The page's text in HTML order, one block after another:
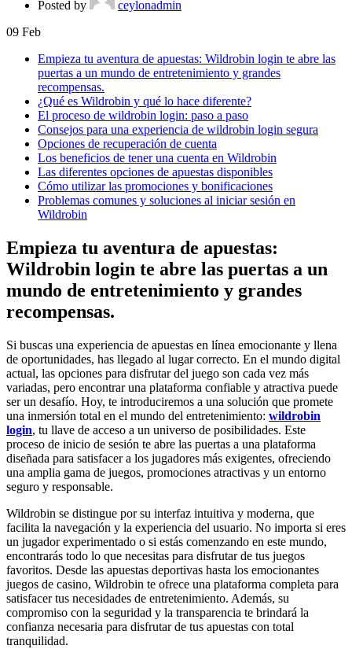
Posted by
ceylonadmin
09 Feb
Empieza tu aventura de apuestas: Wildrobin login te abre las
puertas a un mundo de entretenimiento y grandes
recompensas.
¿Qué es Wildrobin y qué lo hace diferente?
El proceso de wildrobin login: paso a paso
Consejos para una experiencia de wildrobin login segura
Opciones de recuperación de cuenta
Los beneficios de tener una cuenta en Wildrobin
Las diferentes opciones de apuestas disponibles
Cómo utilizar las promociones y bonificaciones
Problemas comunes y soluciones al iniciar sesión en
Wildrobin
Empieza tu aventura de apuestas:
Wildrobin login te abre las puertas a un
mundo de entretenimiento y grandes
recompensas.
Si buscas una experiencia de apuestas en línea emocionante y llena
de oportunidades, has llegado al lugar correcto. En el mundo digital
actual, las opciones para disfrutar del juego son cada vez más
variadas, pero encontrar una plataforma confiable y atractiva puede
ser un desafío. Hoy, te introduciremos a una solución que promete
una inmersión total en el mundo del entretenimiento: wildrobin
login, tu llave de acceso a un universo de posibilidades. Este
proceso de inicio de sesión te abre las puertas a una plataforma
diseñada para satisfacer a los jugadores más exigentes, ofreciendo
una amplia gama de juegos, promociones atractivas y un entorno
seguro y responsable.
Wildrobin se distingue por su interfaz intuitiva y moderna, que
facilita la navegación y la experiencia del usuario. No importa si eres
un jugador experimentado o si estás comenzando en este mundo,
encontrarás todo lo que necesitas para disfrutar de tus juegos
favoritos. Desde las apuestas deportivas hasta los emocionantes
juegos de casino, Wildrobin te ofrece una plataforma completa para
satisfacer tus necesidades de entretenimiento. Además, su
compromiso con la seguridad y la transparencia te brindará la
confianza necesaria para disfrutar de tus apuestas con total
tranquilidad.